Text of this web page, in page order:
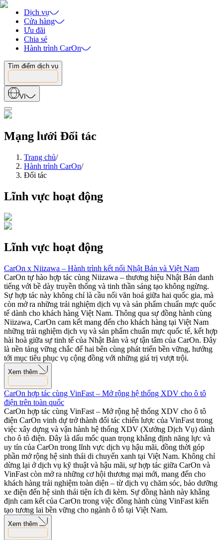
Dịch vụ
Cửa hàng
Ưu đãi
Chia sẻ
Hành trình CarOn
Tìm điểm dịch vụ
VI
Mạng lưới Đối tác
Trang chủ/
Hành trình CarOn/
Đối tác
Lĩnh vực hoạt động
Lĩnh vực hoạt động
CarOn x Niizawa – Hành trình kết nối Nhật Bản và Việt Nam
CarOn tự hào hợp tác cùng Niizawa – thương hiệu Nhật Bản danh
tiếng với bề dày truyền thống và tinh thần sáng tạo không ngừng.
Sự hợp tác này không chỉ là cầu nối văn hoá giữa hai quốc gia, mà
còn mở ra những trải nghiệm dịch vụ và sản phẩm chuẩn mực quốc
tế dành cho khách hàng Việt Nam. Thông qua sự đồng hành cùng
Niizawa, CarOn cam kết mang đến cho khách hàng tại Việt Nam
những trải nghiệm dịch vụ và sản phẩm chuẩn mực quốc tế, kết hợp
hài hoà giữa sự tinh tế của Nhật Bản và sự tận tâm của CarOn. Đây
là nền tảng vững chắc để hai bên cùng phát triển bền vững, hướng
tới mục tiêu phục vụ cộng đồng với những giá trị vượt trội.
Xem thêm
CarOn hợp tác cùng VinFast – Mở rộng hệ thống XDV cho ô tô
điện trên toàn quốc
CarOn hợp tác cùng VinFast – Mở rộng hệ thống XDV cho ô tô
điện CarOn vinh dự trở thành đối tác chiến lược của VinFast trong
việc xây dựng và vận hành hệ thống XDV (Xưởng Dịch Vụ) dành
cho ô tô điện. Đây là dấu mốc quan trọng khẳng định năng lực và
uy tín của CarOn trong lĩnh vực dịch vụ hậu mãi, đồng thời góp
phần mở rộng hệ sinh thái di chuyển xanh tại Việt Nam. Không chỉ
dừng lại ở dịch vụ kỹ thuật và hậu mãi, sự hợp tác giữa CarOn và
VinFast còn mở ra những cơ hội thương mại mới, mang đến cho
khách hàng trải nghiệm toàn diện – từ dịch vụ chăm sóc, bảo dưỡng
xe điện đến hệ sinh thái tiện ích đi kèm. Sự đồng hành này khẳng
định cam kết của CarOn trong việc đồng hành cùng VinFast kiến
tạo tương lai bền vững cho ngành ô tô tại Việt Nam.
Xem thêm